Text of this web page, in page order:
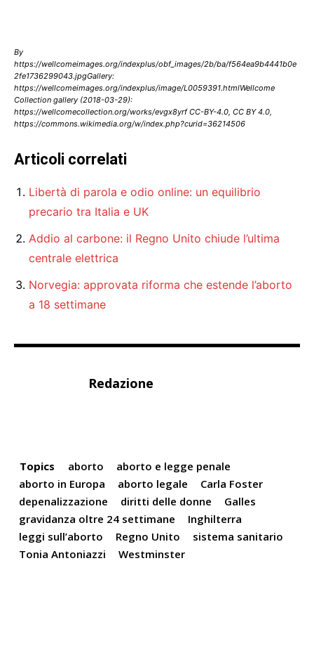
By
https://wellcomeimages.org/indexplus/obf_images/2b/ba/f564ea9b4441b0e
2fe1736299043.jpgGallery:
https://wellcomeimages.org/indexplus/image/L0059391.htmlWellcome
Collection gallery (2018-03-29):
https://wellcomecollection.org/works/evgx8yrf CC-BY-4.0, CC BY 4.0,
https://commons.wikimedia.org/w/index.php?curid=36214506
Articoli correlati
Libertà di parola e odio online: un equilibrio
precario tra Italia e UK
Addio al carbone: il Regno Unito chiude l’ultima
centrale elettrica
Norvegia: approvata riforma che estende l’aborto
a 18 settimane
Redazione
Topics aborto
aborto e legge penale
aborto in Europa
aborto legale
Carla Foster
depenalizzazione
diritti delle donne
Galles
gravidanza oltre 24 settimane
Inghilterra
leggi sull’aborto
Regno Unito
sistema sanitario
Tonia Antoniazzi
Westminster